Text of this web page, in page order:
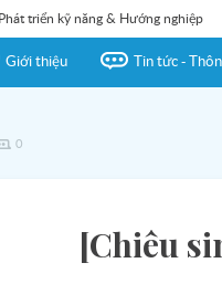
triển kỹ năng & Hướng nghiệp
Giới thiệu Tin tức -
0
[Chiêu